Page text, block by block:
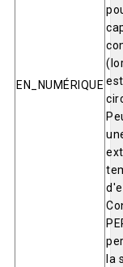
EN_NUMÉRIQUE
la